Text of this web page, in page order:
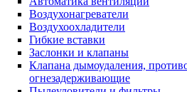
Воздухонагреватели
Воздухоохладители
Гибкие вставки
Заслонки и клапаны
Клапана дымоудаления,
огнезадерживающие